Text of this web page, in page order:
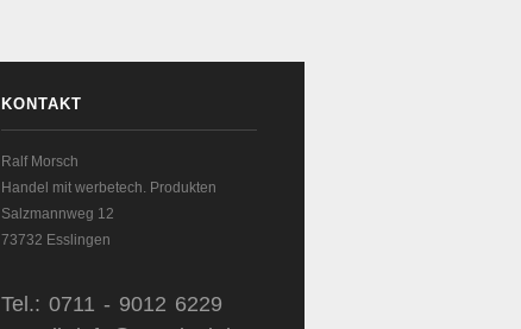
KONTAKT
Ralf Morsch
Handel mit werbetech. Produkten
Salzmannweg 12
73732 Esslingen
Tel.: 0711 - 9012 6229